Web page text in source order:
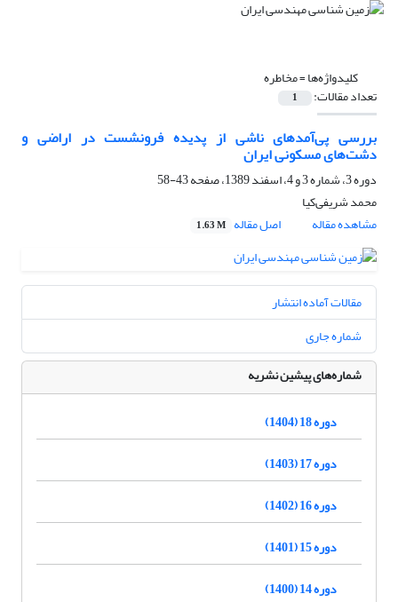
کلیدواژه‌ها =مخاطره
تعداد مقالات: 1
بررسی پی‌آمدهای ناشی از پدیده فرونشست در اراضی و
دشت‌های مسکونی ایران
دوره 3، شماره 3 و 4، اسفند 1389، صفحه
43-58
محمد شریفی‌کیا
مشاهده مقاله
اصل مقاله 1.63 M
مقالات آماده انتشار
شماره جاری
شماره‌های پیشین نشریه
دوره 18 (1404)
دوره 17 (1403)
دوره 16 (1402)
دوره 15 (1401)
دوره 14 (1400)